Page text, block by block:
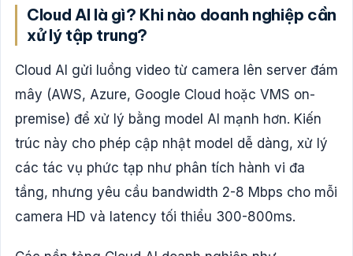
Cloud AI là gì? Khi nào doanh nghiệp cần
xử lý tập trung?
Cloud AI gửi luồng video từ camera lên server đám
mây (AWS, Azure, Google Cloud hoặc VMS on-
premise) để xử lý bằng model AI mạnh hơn. Kiến
trúc này cho phép cập nhật model dễ dàng, xử lý
các tác vụ phức tạp như phân tích hành vi đa
tầng, nhưng yêu cầu bandwidth 2-8 Mbps cho mỗi
camera HD và latency tối thiểu 300-800ms.